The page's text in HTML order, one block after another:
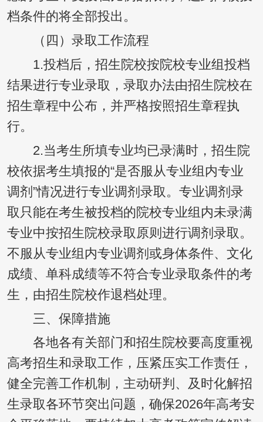
档条件的将全部投出。
（四）录取工作流程
1.投档后，招生院校按院校专业组投档
结果进行专业录取，录取办法由招生院校在
招生章程中公布，并严格按照招生章程执
行。
2.当考生所填专业均已录满时，招生院
校依据考生填报的“是否服从专业组内专业
调剂”情况进行专业调剂录取。专业调剂录
取只能在考生被投档的院校专业组内未录满
专业中按招生院校录取原则进行调剂录取。
不服从专业组内专业调剂或身体条件、文化
成绩、单科成绩等不符合专业录取条件的考
生，由招生院校作退档处理。
三、保障措施
各地各有关部门和招生院校要高度重视
高考招生和录取工作，压紧压实工作责任，
健全完善工作机制，主动研判、及时化解招
生录取各环节突出问题，确保2026年高考安